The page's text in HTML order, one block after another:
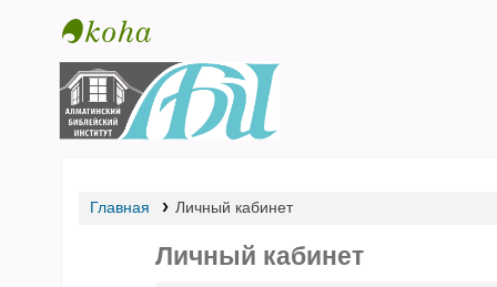
Библиотека АБИ
Главная Личный кабинет
Личный кабинет